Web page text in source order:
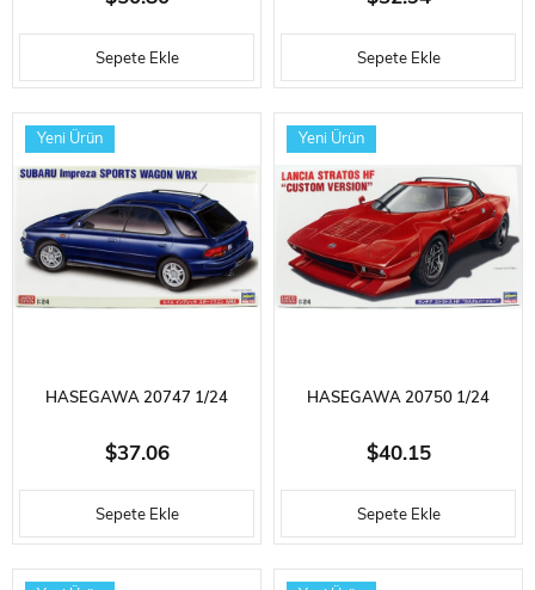
SAFARI RALLY WINNER),
OTOMOBIL PLASTIK MODEL
Sepete Ekle
1600GT, OTOMOBIL PLASTIK
MODEL KITI
Sepete Ekle
HASEGAWA 20747 1/24
ÖLÇEK, SUBARU IMPREZA
SPORTS WAGON WRX,
OTOMOBIL PLASTIK MODEL
$37.06
Sepete Ekle
Yeni Ürün
HASEGAWA 20750 1/24
ÖLÇEK, LANCIA STRATOS HF
(CUSTOM VERSION), OTOMOBIL
PLASTIK MODEL KITI
$40.15
Sepete Ekle
Yeni Ürün